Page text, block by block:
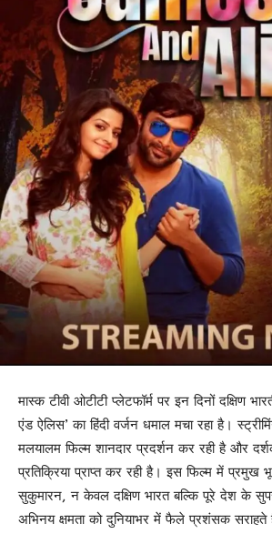
मास्क टीवी ओटीटी प्लेटफॉर्म पर इन दिनों दक्षिण
एंड ऐलिस’ का हिंदी वर्जन धमाल मचा रहा है।
मलयालम फिल्म शानदार प्रदर्शन कर रही है और
प्रतिक्रिया प्राप्त कर रही है। इस फिल्म में प्रमुख
सुकुमारन, न केवल दक्षिण भारत बल्कि पूरे देश के
अभिनय क्षमता को दुनियाभर में फैले प्रशंसक सराहते